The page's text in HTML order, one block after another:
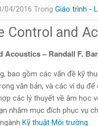
04/2016 Trong Giáo trình -
Control and
Acoustics – Randall F.
bao gồm các vấn đề kỹ
văn bản, và các ví dụ
các lý thuyết về âm học
nhằm mục đích phục vụ
Kỹ thuật Môi trường.